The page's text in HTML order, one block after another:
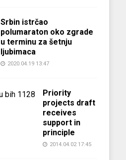
Srbin istrčao
polumaraton oko zgrade
u terminu za šetnju
ljubimaca
2020.04.19 13:47
Priority
projects draft
receives
support in
principle
2014.04.02 17:45